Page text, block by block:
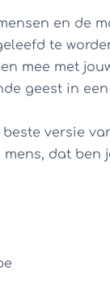
en de
te
mee met
geest in
versie
dat ben